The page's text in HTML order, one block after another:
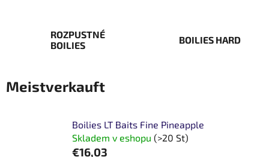
ROZPUSTNÉ
BOILIES
BOILIES HARD
Meistverkauft
Boilies LT Baits Fine Pineapple
Skladem v eshopu (>20 St)
€16,03